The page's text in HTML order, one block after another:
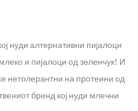
нуди алтернативни пијалоци
и пијалоци од зеленчук! И
нетолерантни на протеини од
бренд кој нуди млечни